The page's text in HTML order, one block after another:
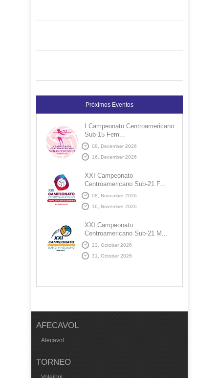
Próximos Eventos
I Campeonato Centroamericano
Sub-15 Fem...
08, December 2026
16, December 2026
XXI Campeonato
Centroamericano Sub-21 F...
08, November 2026
16, November 2026
XXI Campeonato
Centroamericano Sub-21 M...
23, October 2026
31, October 2026
AFECAVOL
Afecavol
TORNEO